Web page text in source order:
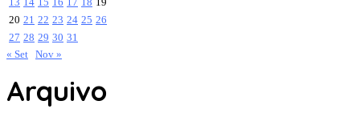
20 21 22 23 24 25 26
27 28 29 30 31
« Set Nov »
Arquivo